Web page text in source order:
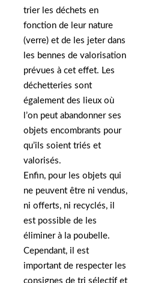
trier les déchets en
fonction de leur nature
(verre) et de les jeter dans
les bennes de valorisation
prévues à cet effet. Les
déchetteries sont
également des lieux où
l’on peut abandonner ses
objets encombrants pour
qu’ils soient triés et
valorisés.
Enfin, pour les objets qui
ne peuvent être ni vendus,
ni offerts, ni recyclés, il
est possible de les
éliminer à la poubelle.
Cependant, il est
important de respecter les
consignes de tri sélectif et